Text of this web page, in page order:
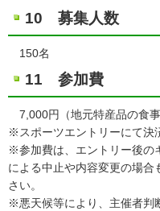
10 募集人数
150名
11 参加費
7,000円（地元特産品の食
※スポーツエントリーにて決
※参加費は、エントリー後の
による中止や内容変更の場
さい。
※悪天候等により、主催者判